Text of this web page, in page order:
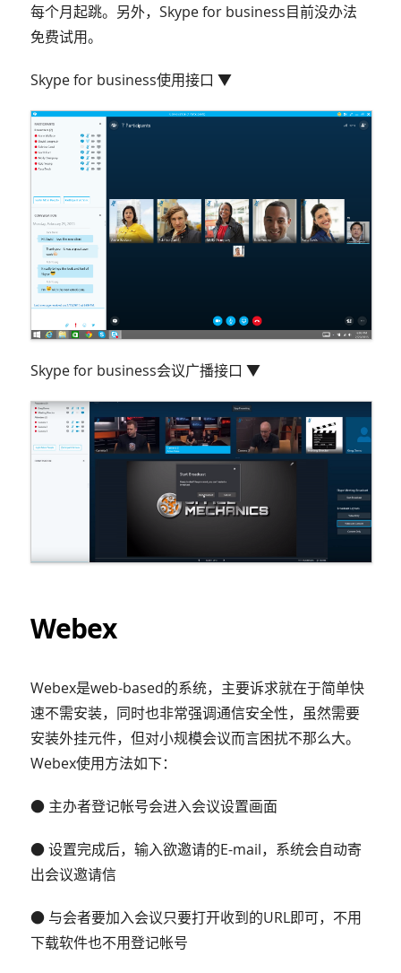
每个月起跳。另外，Skype for business目前没办法
免费试用。
Skype for business使用接口 ▼
Skype for business会议广播接口 ▼
Webex
Webex是web-based的系统，主要诉求就在于简单快
速不需安装，同时也非常强调通信安全性，虽然需要
安装外挂元件，但对小规模会议而言困扰不那么大。
Webex使用方法如下：
● 主办者登记帐号会进入会议设置画面
● 设置完成后，输入欲邀请的E-mail，系统会自动寄
出会议邀请信
● 与会者要加入会议只要打开收到的URL即可，不用
下载软件也不用登记帐号